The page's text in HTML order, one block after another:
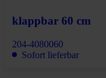
klappbar 60 cm
204-4080060
Sofort lieferbar